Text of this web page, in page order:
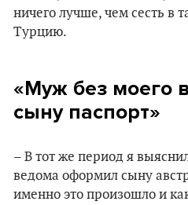
ничего лучше, чем сесть в
Турцию.
«Муж без моего
сыну паспорт»
– В тот же период я
ведома оформил сыну
именно это произошло и